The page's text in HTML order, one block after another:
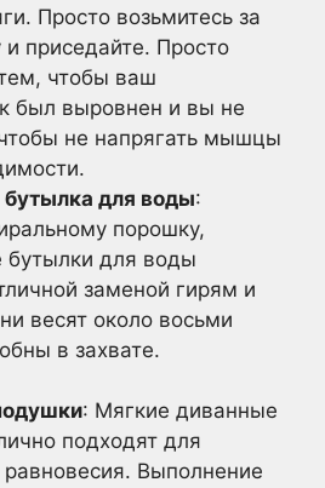
Просто возьмитесь за
и приседайте. Просто
чтобы ваш
был выровнен и вы не
не напрягать мышцы
бутылка для воды:
порошку,
бутылки для воды
заменой гирям и
весят около восьми
в захвате.
: Мягкие диванные
подходят для
равновесия. Выполнение